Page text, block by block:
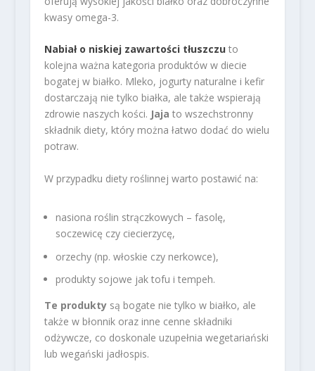
kwasy omega-3.
Nabiał o niskiej zawartości tłuszczuto
kolejna ważna kategoria produktów w diecie
bogatej w białko. Mleko, jogurty naturalne i kefir
dostarczają nie tylko białka, ale także wspierają
zdrowie naszych kości. Jaja to wszechstronny
składnik diety, który można łatwo dodać do wielu
potraw.
W przypadku diety roślinnej warto postawić na:
nasiona roślin strączkowych – fasolę,
soczewicę czy ciecierzycę,
orzechy (np. włoskie czy nerkowce),
produkty sojowe jak tofu i tempeh.
Te produktysą bogate nie tylko w białko, ale
także w błonnik oraz inne cenne składniki
odżywcze, co doskonale uzupełnia wegetariański
lub wegański jadłospis.